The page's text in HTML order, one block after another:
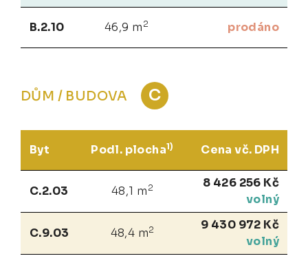
B.2.10 46,9 m 2 prodáno
DŮM / BUDOVA C
Byt Podl. plocha1) Cena vč. DPH
C.2.03 48,1 m 2
8 426 256 Kč
volný
C.9.03 48,4 m2
9 430 972 Kč
volný